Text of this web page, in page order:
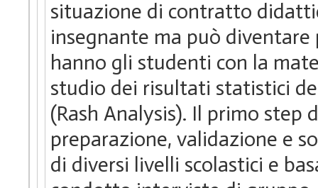
situazione di contratto
insegnante ma può
hanno gli studenti con la
studio dei risultati statistici
(Rash Analysis). Il primo
preparazione, validazione e
di diversi livelli scolastici e